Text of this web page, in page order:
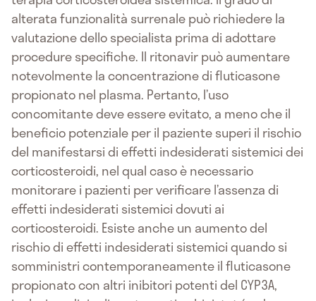
alterata funzionalità surrenale può richiedere la
valutazione dello specialista prima di adottare
procedure specifiche. Il ritonavir può aumentare
notevolmente la concentrazione di fluticasone
propionato nel plasma. Pertanto, l’uso
concomitante deve essere evitato, a meno che il
beneficio potenziale per il paziente superi il rischio
del manifestarsi di effetti indesiderati sistemici dei
corticosteroidi, nel qual caso è necessario
monitorare i pazienti per verificare l’assenza di
effetti indesiderati sistemici dovuti ai
corticosteroidi. Esiste anche un aumento del
rischio di effetti indesiderati sistemici quando si
somministri contemporaneamente il fluticasone
propionato con altri inibitori potenti del CYP3A,